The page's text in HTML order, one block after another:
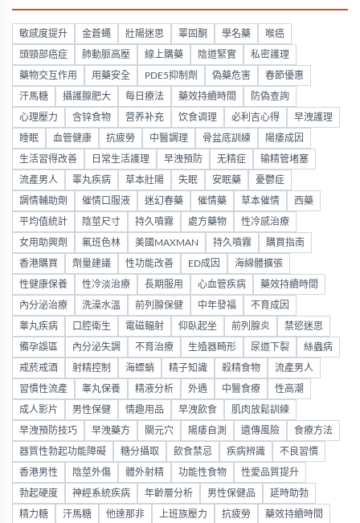
敏感度提升 金蒼蠅 壯陽迷思 睪固酮 學名藥 喉癌
頭頸部癌症 肺動脈高壓 線上購藥 陰道緊實 私密護理
藥物交互作用 用藥安全 PDE5抑制劑 偽藥危害 春節優惠
汗馬糖 攝護腺肥大 每日療法 藥效持續時間 防偽查詢
心理壓力 含锌食物 营养补充 饮食调理 必利吉心得 早洩護理
睡眠 血管健康 抗疲勞 中醫調理 骨盆底訓練 陽痿成因
生活習得改善 日常生活護理 早洩預防 无精症 输精管堵塞
流產男人 睪丸疾病 草本壯陽 失眠 安眠藥 憂鬱症
調情輔助劑 催情口服液 迷幻春藥 催情藥 草本催情 西藥
平均值統計 陰莖尺寸 持久噴霧 處方藥物 性冷感治療
女用助興劑 氟班色林 美國MAXMAN 持久噴霧 購買指南
香港購買 劑量建議 性功能改善 ED成因 海綿體擴張
性健康保養 性冷淡治療 長期服用 心血管疾病 藥效持續時間
內分泌治療 洗澡水溫 前列腺保健 中年發福 不育成因
睾丸疾病 口腔衛生 電磁輻射 仰臥起坐 前列腺炎 禁慾迷思
備孕誤區 內分泌失調 不育治療 生殖器畸形 尿道下裂 絲蟲病
戒菸戒酒 射精控制 海螵蛸 精子知識 殺精食物 流產男人
習慣性流產 睾丸保養 精液分析 外遇 中醫食療 性高潮
成人影片 男性保健 情趣用品 早洩飲食 肌肉放鬆訓練
早洩預防技巧 早洩藥方 關元穴 陽痿自測 遺傳風險 食療方法
器質性勃起功能障礙 糖分攝取 飲食禁忌 疾病辨識 不良習慣
香港男性 陰莖外傷 體外射精 功能性食物 性愛品質提升
勃起硬度 神經系統疾病 年齡層分析 男性保健品 延時助勃
精力糖 汗馬糖 他達那非 上班族壓力 抗疲勞 藥效持續時間